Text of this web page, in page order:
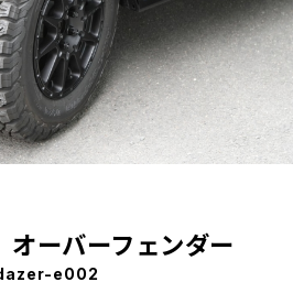
ーバーフェンダー
e002